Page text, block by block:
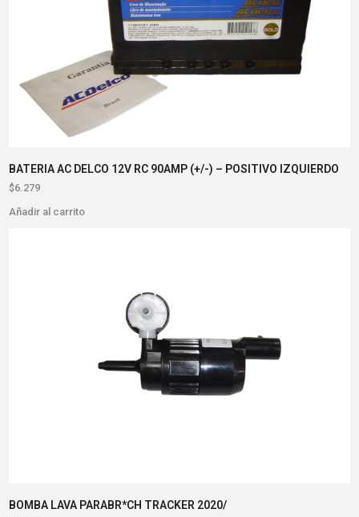
BATERIA AC DELCO 12V RC 90AMP (+/-) – POSITIVO IZQUIERDO
$6.279
Añadir al carrito
BOMBA LAVA PARABR*CH TRACKER 2020/